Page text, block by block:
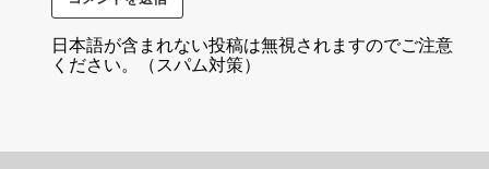
日本語が含まれない投稿は無視されますのでご注意
ください。（スパム対策）